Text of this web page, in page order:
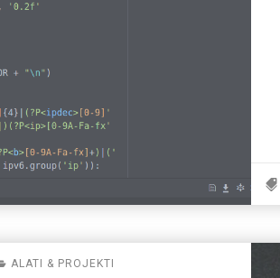
ALATI & PROJEKTI